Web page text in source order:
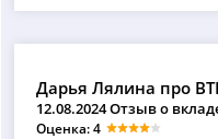
Дарья Лялина про
12.08.2024 Отзыв о
Оценка: 4